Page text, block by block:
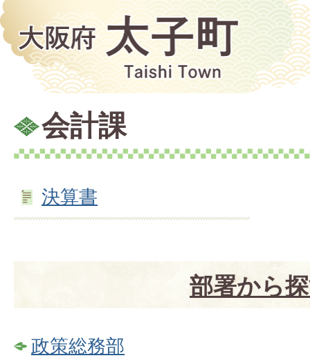
会計課
決算書
部署から
政策総務部